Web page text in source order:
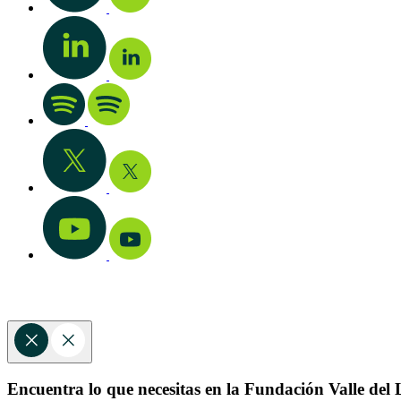
Encuentra lo que necesitas en la Fundación Valle del